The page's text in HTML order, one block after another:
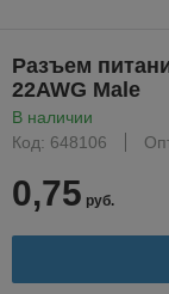
Разъем
22AWG Male
В наличии
Код: 648106
0,75 руб.